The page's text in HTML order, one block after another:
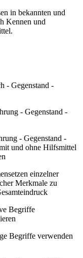
in bekannten und
Kennen und
- Gegenstand -
- Gegenstand -
- Gegenstand -
und ohne Hilfsmittel
einzelner
Merkmale zu
Begriffe
Begriffe verwenden